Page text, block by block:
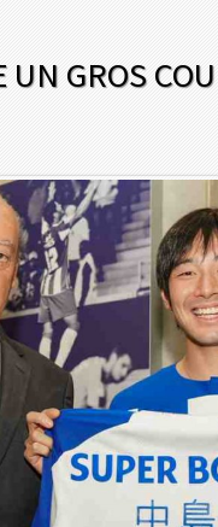
UN GROS